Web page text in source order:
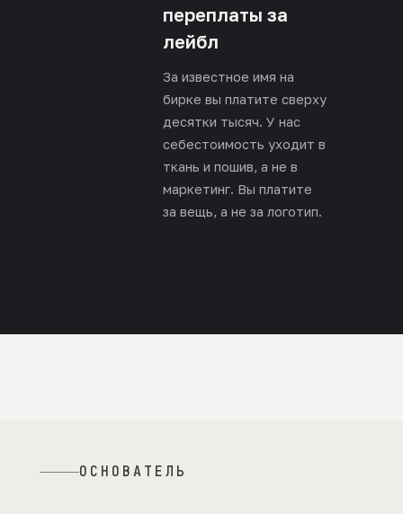
переплаты за
лейбл
За известное имя на
бирке вы платите сверху
десятки тысяч. У нас
себестоимость уходит в
ткань и пошив, а не в
маркетинг. Вы платите
за вещь, а не за логотип.
ОСНОВАТЕЛЬ